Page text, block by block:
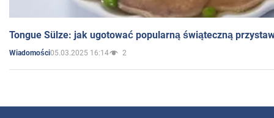
Tongue Sülze: jak ugotować popularną świąteczną
Wiadomości05.03.2025 16:14 2